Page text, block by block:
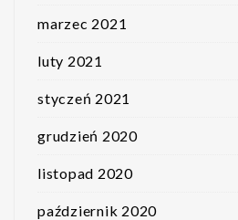
marzec 2021
luty 2021
styczeń 2021
grudzień 2020
listopad 2020
październik 2020